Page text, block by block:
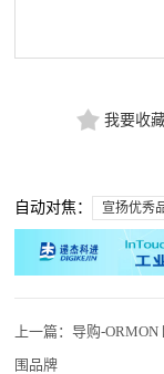
我要收
自动对焦： 宣扬优秀
上一篇：导购-
围品牌